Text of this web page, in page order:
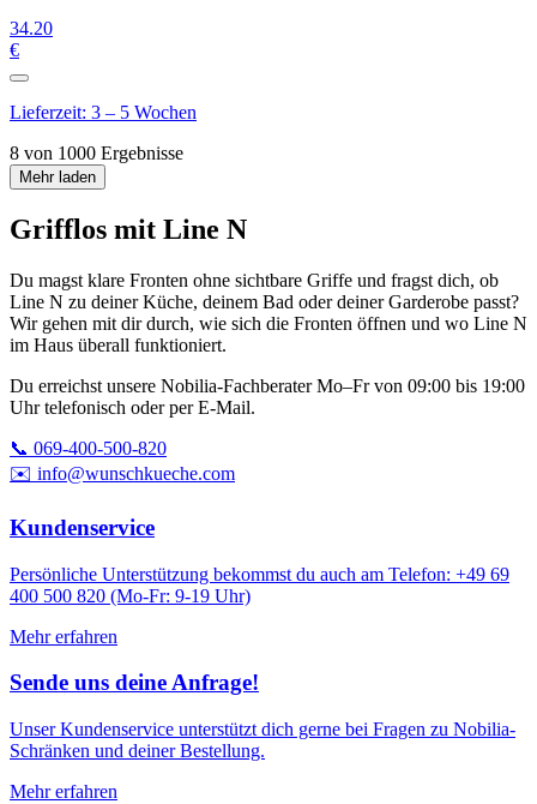
34.20
€
Lieferzeit: 3 – 5 Wochen
8 von 1000 Ergebnisse
Mehr laden
Grifflos mit Line N
Du magst klare Fronten ohne sichtbare Griffe und fragst dich, ob
Line N zu deiner Küche, deinem Bad oder deiner Garderobe passt?
Wir gehen mit dir durch, wie sich die Fronten öffnen und wo Line N
im Haus überall funktioniert.
Du erreichst unsere Nobilia-Fachberater Mo–Fr von 09:00 bis 19:00
Uhr telefonisch oder per E-Mail.
📞 069-400-500-820
✉️ info@wunschkueche.com
Kundenservice
Persönliche Unterstützung bekommst du auch am Telefon: +49 69
400 500 820 (Mo-Fr: 9-19 Uhr)
Mehr erfahren
Sende uns deine Anfrage!
Unser Kundenservice unterstützt dich gerne bei Fragen zu Nobilia-
Schränken und deiner Bestellung.
Mehr erfahren